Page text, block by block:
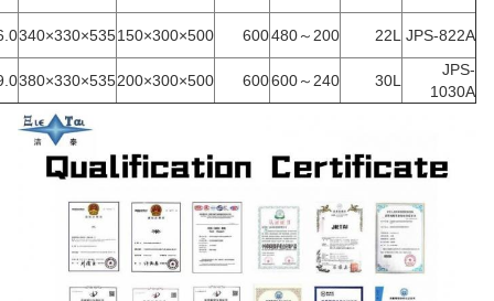
JPS-822A
22L
200～480
600
500×300×150
535×330×340
JPS-
1030A
30L
240～600
600
500×300×200
535×330×380